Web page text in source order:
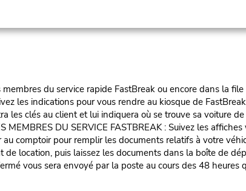
du service rapide FastBreak ou encore dans la file
les indications pour vous rendre au kiosque de
les clés au client et lui indiquera où se trouve sa voiture
DU SERVICE FASTBREAK : Suivez les
comptoir pour remplir les documents relatifs à votre
location, puis laissez les documents dans la boîte de
vous sera envoyé par la poste au cours des 48 heures